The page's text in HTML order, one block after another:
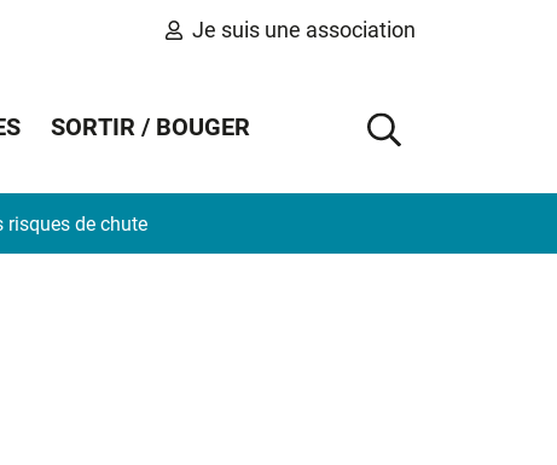
Je suis une association
SORTIR / BOUGER
AFFICHER
risques de chute